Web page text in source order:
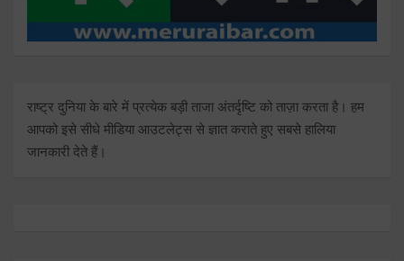
राष्ट्र दुनिया के बारे में प्रत्येक बड़ी ताजा अंतर्दृष्टि को ताज़ा करता है। हम
आपको इसे सीधे मीडिया आउटलेट्स से ज्ञात कराते हुए सबसे हालिया
जानकारी देते हैं।